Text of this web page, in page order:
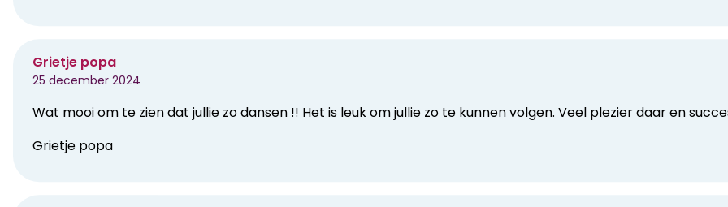
Grietje popa
25 december 2024
Wat mooi om te zien dat jullie zo dansen !! Het is leuk om jullie zo te kunnen volgen. Veel plezier daar en
Grietje popa